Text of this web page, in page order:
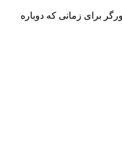
برای زمانی که دوباره